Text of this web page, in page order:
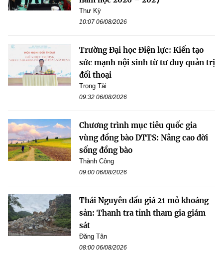
Thư Kỳ
10:07 06/08/2026
Trường Đại học Điện lực: Kiến tạo
sức mạnh nội sinh từ tư duy quản trị
đối thoại
Trọng Tài
09:32 06/08/2026
Chương trình mục tiêu quốc gia
vùng đồng bào DTTS: Nâng cao đời
sống đồng bào
Thành Công
09:00 06/08/2026
Thái Nguyên đấu giá 21 mỏ khoáng
sản: Thanh tra tỉnh tham gia giám
sát
Đăng Tân
08:00 06/08/2026